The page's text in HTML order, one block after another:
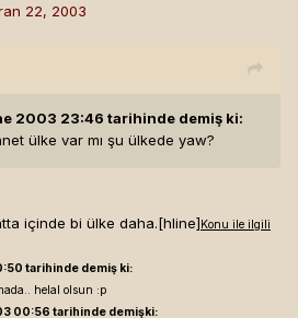
22, 2003
2003 23:46 tarihinde demiş ki:
ülke var mı şu ülkede yaw?
içinde bi ülke daha.[hline] Konu ile ilgili
tarihinde demiş ki:
helal olsun :p
00:56 tarihinde demişki: